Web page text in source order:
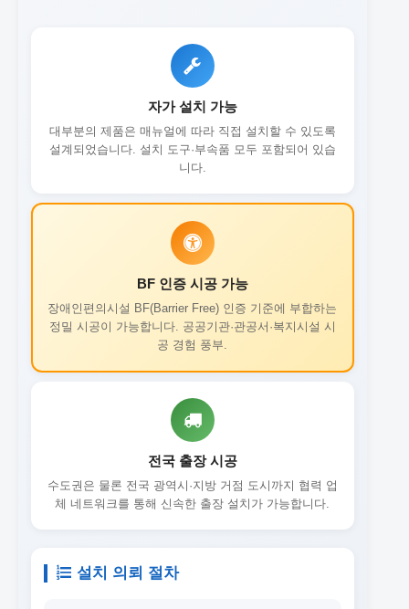
자가 설치 가능
대부분의 제품은 매뉴얼에 따라 직접 설치할 수 있도록
설계되었습니다. 설치 도구·부속품 모두 포함되어 있습
니다.
BF 인증 시공 가능
장애인편의시설 BF(Barrier Free) 인증 기준에 부합하는
정밀 시공이 가능합니다. 공공기관·관공서·복지시설 시
공 경험 풍부.
전국 출장 시공
수도권은 물론 전국 광역시·지방 거점 도시까지 협력 업
체 네트워크를 통해 신속한 출장 설치가 가능합니다.
설치 의뢰 절차